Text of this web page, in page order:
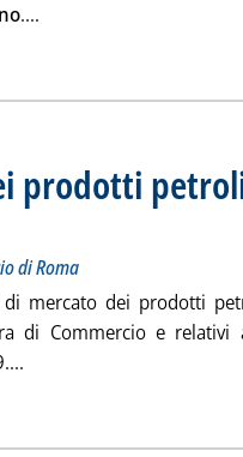
....
prodotti
Rilevazione della Camera di Commercio
martedì 09 giugno 2009 alle 11.46.
di Roma
mercato dei prodotti
di Commercio e